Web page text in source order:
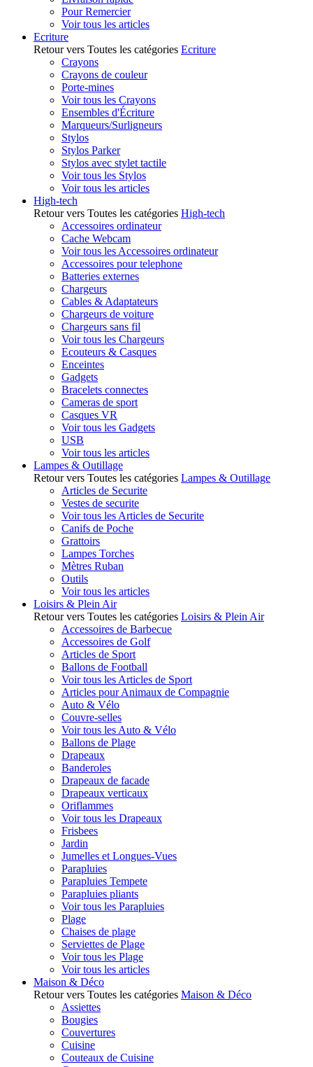
Pour Remercier
Voir tous les articles
Ecriture
Retour vers Toutes les catégories Ecriture
Crayons
Crayons de couleur
Porte-mines
Voir tous les Crayons
Ensembles d'Écriture
Marqueurs/Surligneurs
Stylos
Stylos Parker
Stylos avec stylet tactile
Voir tous les Stylos
Voir tous les articles
High-tech
Retour vers Toutes les catégories High-tech
Accessoires ordinateur
Cache Webcam
Voir tous les Accessoires ordinateur
Accessoires pour telephone
Batteries externes
Chargeurs
Cables & Adaptateurs
Chargeurs de voiture
Chargeurs sans fil
Voir tous les Chargeurs
Ecouteurs & Casques
Enceintes
Gadgets
Bracelets connectes
Cameras de sport
Casques VR
Voir tous les Gadgets
USB
Voir tous les articles
Lampes & Outillage
Retour vers Toutes les catégories Lampes & Outillage
Articles de Securite
Vestes de securite
Voir tous les Articles de Securite
Canifs de Poche
Grattoirs
Lampes Torches
Mètres Ruban
Outils
Voir tous les articles
Loisirs & Plein Air
Retour vers Toutes les catégories Loisirs & Plein Air
Accessoires de Barbecue
Accessoires de Golf
Articles de Sport
Ballons de Football
Voir tous les Articles de Sport
Articles pour Animaux de Compagnie
Auto & Vélo
Couvre-selles
Voir tous les Auto & Vélo
Ballons de Plage
Drapeaux
Banderoles
Drapeaux de facade
Drapeaux verticaux
Oriflammes
Voir tous les Drapeaux
Frisbees
Jardin
Jumelles et Longues-Vues
Parapluies
Parapluies Tempete
Parapluies pliants
Voir tous les Parapluies
Plage
Chaises de plage
Serviettes de Plage
Voir tous les Plage
Voir tous les articles
Maison & Déco
Retour vers Toutes les catégories Maison & Déco
Assiettes
Bougies
Couvertures
Cuisine
Couteaux de Cuisine